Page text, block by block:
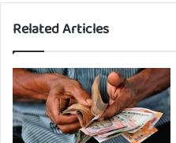
Related Articles